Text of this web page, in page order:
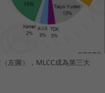
左圖），MLCC成為第三大